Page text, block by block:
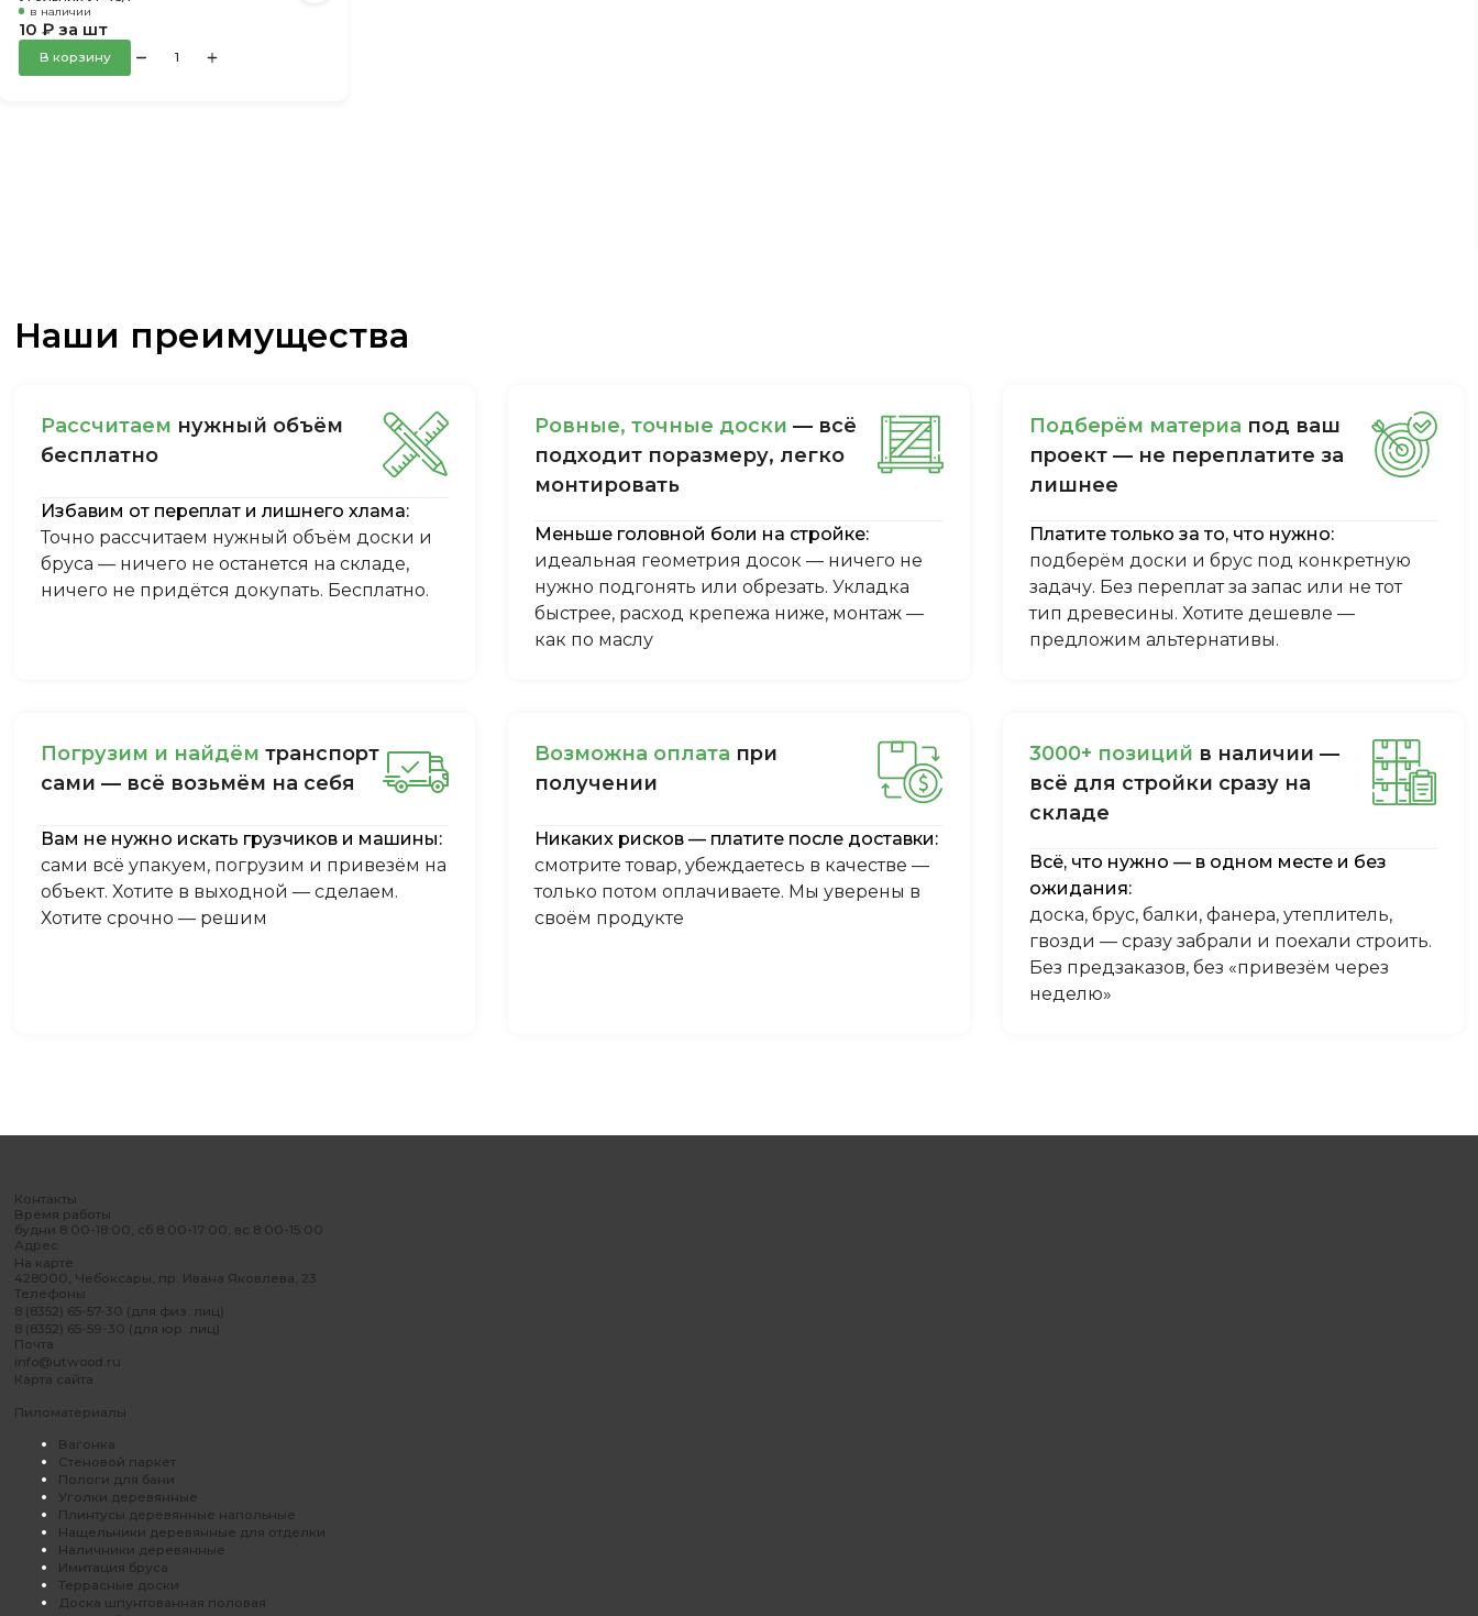
в наличии
10 ₽ за шт
В корзину
Наши преимущества
Рассчитаем нужный объём
бесплатно
Избавим от переплат и лишнего хлама:
Точно рассчитаем нужный объём доски и
бруса — ничего не останется на складе,
ничего не придётся докупать. Бесплатно.
Ровные, точные доски — всё
подходит поразмеру, легкo
монтировать
Меньше головной боли на стройке:
идеальная геометрия досок — ничего не
нужно подгонять или обрезать. Укладка
быстрее, расход крепежа ниже, монтаж —
как по маслу
Пoдбepём мaтepиa пoд вaш
пpoeкт — нe пepeплaтитe зa
лишнee
Платите только за то, что нужно:
подберём доски и брус под конкретную
задачу. Без переплат за запас или не тот
тип древесины. Хотите дешевле —
предложим альтернативы.
Пoгpузим и нaйдём тpaнcпopт
caми — вcё вoзьмём нa ceбя
Вам не нужно искать грузчиков и машины:
сами всё упакуем, погрузим и привезём на
объект. Хотите в выходной — сделаем.
Хотите срочно — решим
Boзмoжнa oплaтa пpи
пoлучeнии
Никаких рисков — платите после доставки:
смотрите товар, убеждаетесь в качестве —
только потом оплачиваете. Мы уверены в
своём продукте
3000+ пoзиций в нaличии —
вcё для cтpoйки cpaзу нa
cклaдe
Всё, что нужно — в одном месте и без
ожидания:
доска, брус, балки, фанера, утеплитель,
гвозди — сразу забрали и поехали строить.
Без предзаказов, без «привезём через
неделю»
Контакты
Время работы
будни 8:00-18:00, сб 8:00-17:00, вс 8:00-15:00
Адрес
На карте
428000, Чебоксары, пр. Ивана Яковлева, 23
Телефоны
8 (8352) 65-57-30 (для физ. лиц)
8 (8352) 65-59-30 (для юр. лиц)
Почта
info@utwood.ru
Карта сайта
Пиломатериалы
Вагонка
Стеновой паркет
Пологи для бани
Уголки деревянные
Плинтусы деревянные напольные
Нащельники деревянные для отделки
Наличники деревянные
Имитация бруса
Террасные доски
Доска шпунтованная половая